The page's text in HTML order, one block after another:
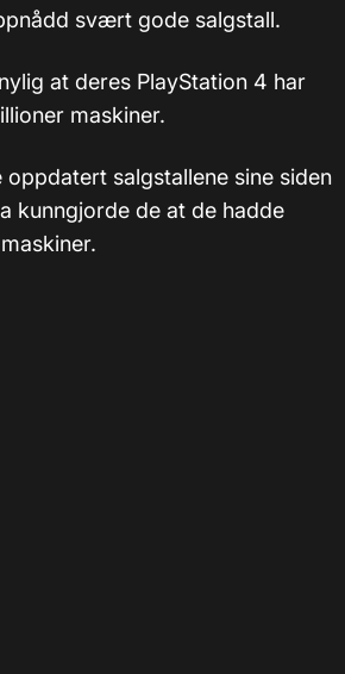
svært gode salgstall.
at deres PlayStation 4 har
maskiner.
salgstallene sine siden
kunngjorde de at de hadde